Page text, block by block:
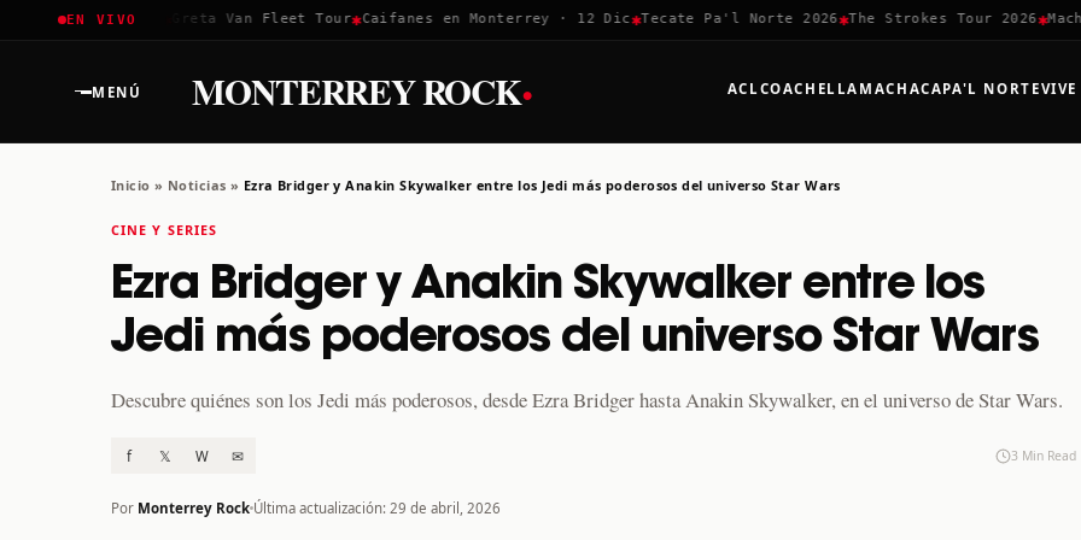
EN VIVO
Coachella 2026✱ Greta Van Fleet Tour✱Caifanes en Monterrey · 12 Dic ✱Tecate Pa'l Norte 2026✱The Strokes Tour 2026✱
MENÚ MONTERREY ROCK· ACLCOACHELLA MACHACAPA'L NORTE
Inicio » Noticias » Ezra Bridger y Anakin Skywalker entre los Jedi más poderosos del universo Star Wars
CINE Y SERIES
Ezra Bridger y Anakin Skywalker entre los
Jedi más poderosos del universo Star Wars
Descubre quiénes son los Jedi más poderosos, desde Ezra Bridger hasta Anakin Skywalker, en el universo de Star Wars.
f 𝕏 W ✉ 3 Min Read
Por Monterrey Rock Última actualización: 29 de abril, 2026